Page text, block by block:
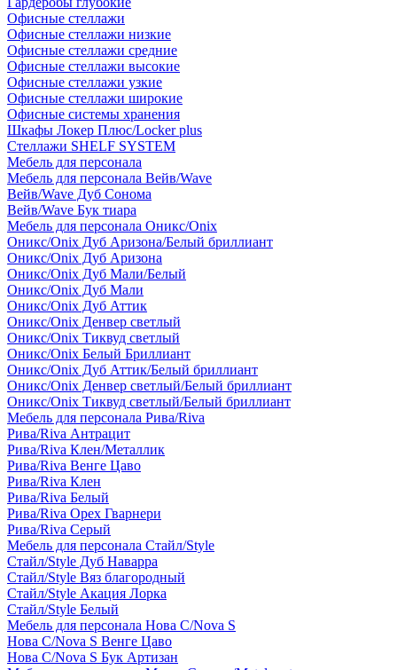
Офисные стеллажи
Офисные стеллажи низкие
Офисные стеллажи средние
Офисные стеллажи высокие
Офисные стеллажи узкие
Офисные стеллажи широкие
Офисные системы хранения
Шкафы Локер Плюс/Locker plus
Стеллажи SHELF SYSTEM
Мебель для персонала
Мебель для персонала Вейв/Wave
Вейв/Wave Дуб Сонома
Вейв/Wave Бук тиара
Мебель для персонала Оникс/Onix
Оникс/Onix Дуб Аризона/Белый бриллиант
Оникс/Onix Дуб Аризона
Оникс/Onix Дуб Мали/Белый
Оникс/Onix Дуб Мали
Оникс/Onix Дуб Аттик
Оникс/Onix Денвер светлый
Оникс/Onix Тиквуд светлый
Оникс/Onix Белый Бриллиант
Оникс/Onix Дуб Аттик/Белый бриллиант
Оникс/Onix Денвер светлый/Белый бриллиант
Оникс/Onix Тиквуд светлый/Белый бриллиант
Мебель для персонала Рива/Riva
Рива/Riva Антрацит
Рива/Riva Клен/Металлик
Рива/Riva Венге Цаво
Рива/Riva Клен
Рива/Riva Белый
Рива/Riva Орех Гварнери
Рива/Riva Серый
Мебель для персонала Стайл/Style
Стайл/Style Дуб Наварра
Стайл/Style Вяз благородный
Стайл/Style Акация Лорка
Стайл/Style Белый
Мебель для персонала Нова С/Nova S
Нова С/Nova S Венге Цаво
Нова С/Nova S Бук Артизан